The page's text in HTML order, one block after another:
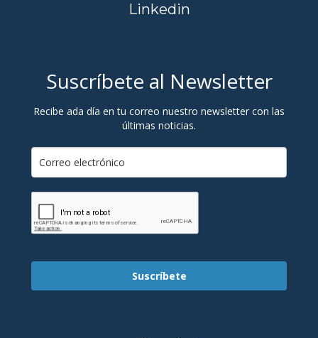
Linkedin
Suscríbete al Newsletter
Recibe ada día en tu correo nuestro newsletter con las
últimas noticias.
Suscríbete